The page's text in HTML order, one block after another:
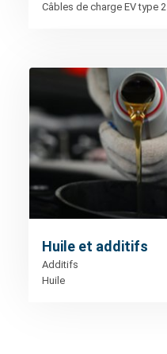
Câbles de charge EV type 2
Huile et additifs
Additifs
Huile